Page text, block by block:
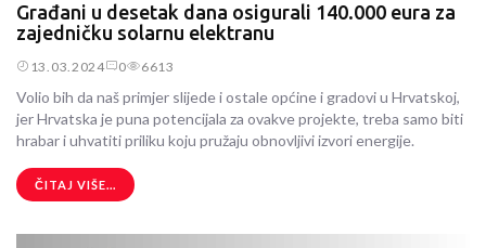
Građani u desetak dana osigurali 140.000 eura za
zajedničku solarnu elektranu
13.03.2024 0 6613
Volio bih da naš primjer slijede i ostale općine i gradovi u Hrvatskoj,
jer Hrvatska je puna potencijala za ovakve projekte, treba samo biti
hrabar i uhvatiti priliku koju pružaju obnovljivi izvori energije.
ČITAJ VIŠE...